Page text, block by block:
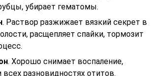
убирает гематомы.
. Раствор разжижает вязкий секрет в
расщепляет спайки, тормозит
. Хорошо снимает воспаление,
всех разновидностях отитов.